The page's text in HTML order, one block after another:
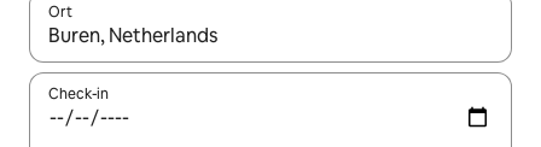
Ort
Wenn Ergebnisse verfügbar sind, navigiere mit den
Check-in